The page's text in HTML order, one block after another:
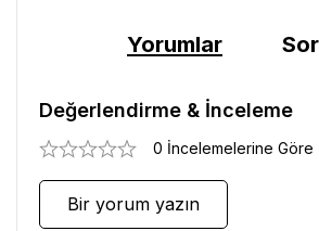
Yorumlar
Değerlendirme & İnceleme
0 İncelemelerine Göre
Bir yorum yazın